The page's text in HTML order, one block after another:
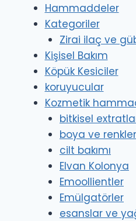
Hammaddeler
Kategoriler
Zirai ilaç ve
Kişisel Bakım
Köpük Kesiciler
koruyucular
Kozmetik
bitkisel
boya ve
cilt bakımı
Elvan Kolonya
Emoollientler
Emülgatörler
esanslar ve